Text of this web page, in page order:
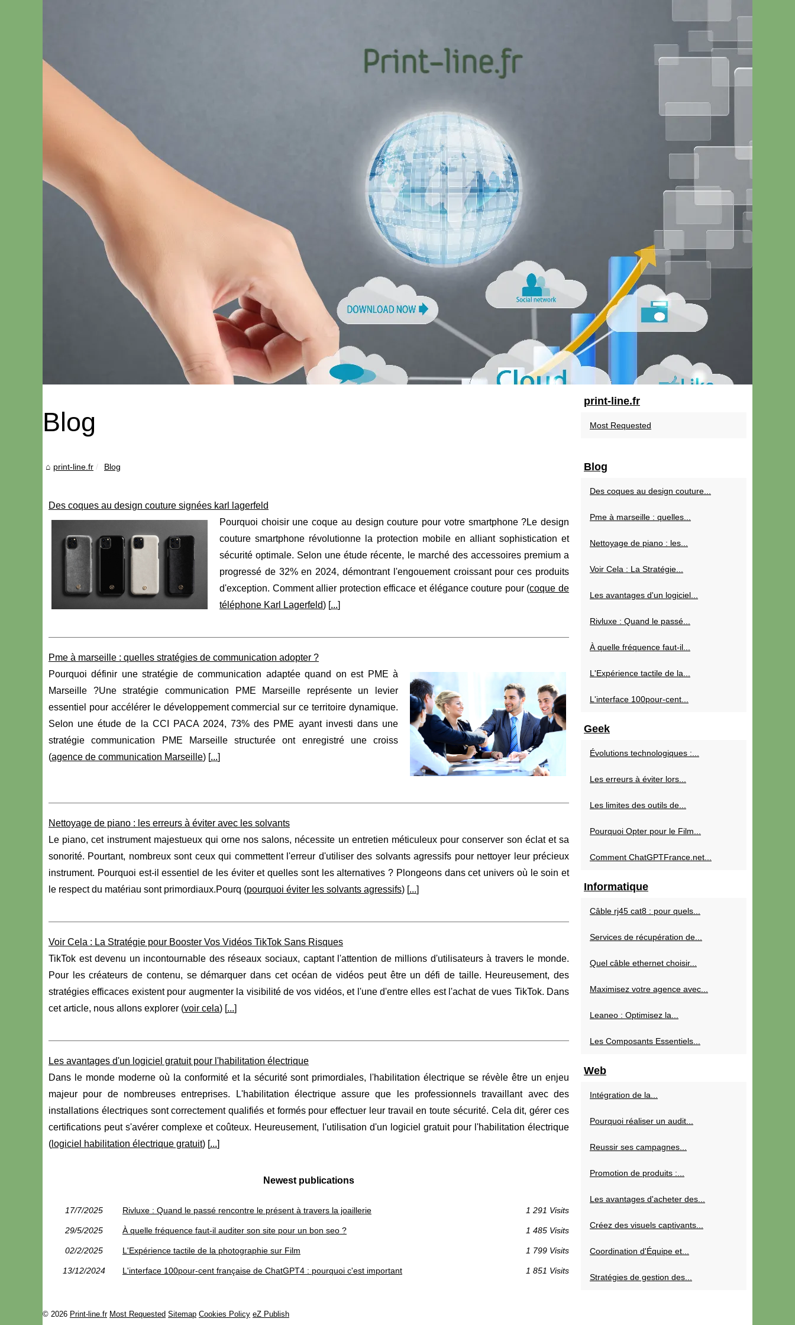
Blog
print-line.fr Blog
Des coques au design couture signées karl lagerfeld
Pourquoi choisir une coque au design couture pour votre smartphone ?Le design
couture smartphone révolutionne la protection mobile en alliant sophistication et
sécurité optimale. Selon une étude récente, le marché des accessoires premium a
progressé de 32% en 2024, démontrant l'engouement croissant pour ces produits
d'exception. Comment allier protection efficace et élégance couture pour (coque de
téléphone Karl Lagerfeld) [...]
Pme à marseille : quelles stratégies de communication adopter ?
Pourquoi définir une stratégie de communication adaptée quand on est PME à
Marseille ?Une stratégie communication PME Marseille représente un levier
essentiel pour accélérer le développement commercial sur ce territoire dynamique.
Selon une étude de la CCI PACA 2024, 73% des PME ayant investi dans une
stratégie communication PME Marseille structurée ont enregistré une croiss
(agence de communication Marseille) [...]
Nettoyage de piano : les erreurs à éviter avec les solvants
Le piano, cet instrument majestueux qui orne nos salons, nécessite un entretien méticuleux pour conserver son éclat et sa
sonorité. Pourtant, nombreux sont ceux qui commettent l'erreur d'utiliser des solvants agressifs pour nettoyer leur précieux
instrument. Pourquoi est-il essentiel de les éviter et quelles sont les alternatives ? Plongeons dans cet univers où le soin et
le respect du matériau sont primordiaux.Pourq (pourquoi éviter les solvants agressifs) [...]
Voir Cela : La Stratégie pour Booster Vos Vidéos TikTok Sans Risques
TikTok est devenu un incontournable des réseaux sociaux, captant l'attention de millions d'utilisateurs à travers le monde.
Pour les créateurs de contenu, se démarquer dans cet océan de vidéos peut être un défi de taille. Heureusement, des
stratégies efficaces existent pour augmenter la visibilité de vos vidéos, et l'une d'entre elles est l'achat de vues TikTok. Dans
cet article, nous allons explorer (voir cela) [...]
Les avantages d'un logiciel gratuit pour l'habilitation électrique
Dans le monde moderne où la conformité et la sécurité sont primordiales, l'habilitation électrique se révèle être un enjeu
majeur pour de nombreuses entreprises. L'habilitation électrique assure que les professionnels travaillant avec des
installations électriques sont correctement qualifiés et formés pour effectuer leur travail en toute sécurité. Cela dit, gérer ces
certifications peut s'avérer complexe et coûteux. Heureusement, l'utilisation d'un logiciel gratuit pour l'habilitation électrique
( logiciel habilitation électrique gratuit) [...]
Newest publications
17/7/2025 Rivluxe : Quand le passé rencontre le présent à travers la joaillerie 1 291 Visits
29/5/2025 À quelle fréquence faut-il auditer son site pour un bon seo ? 1 485 Visits
02/2/2025 L'Expérience tactile de la photographie sur Film 1 799 Visits
13/12/2024 L'interface 100pour-cent française de ChatGPT4 : pourquoi c'est important 1 851 Visits
print-line.fr
Most Requested
Blog
Des coques au design couture...
Pme à marseille : quelles...
Nettoyage de piano : les...
Voir Cela : La Stratégie...
Les avantages d'un logiciel...
Rivluxe : Quand le passé...
À quelle fréquence faut-il...
L'Expérience tactile de la...
L'interface 100pour-cent...
Geek
Évolutions technologiques :...
Les erreurs à éviter lors...
Les limites des outils de...
Pourquoi Opter pour le Film...
Comment ChatGPTFrance.net...
Informatique
Câble rj45 cat8 : pour quels...
Services de récupération de...
Quel câble ethernet choisir...
Maximisez votre agence avec...
Leaneo : Optimisez la...
Les Composants Essentiels...
Web
Intégration de la...
Pourquoi réaliser un audit...
Reussir ses campagnes...
Promotion de produits :...
Les avantages d'acheter des...
Créez des visuels captivants...
Coordination d'Équipe et...
Stratégies de gestion des...
© 2026 Print-line.fr Most Requested Sitemap Cookies Policy eZ Publish